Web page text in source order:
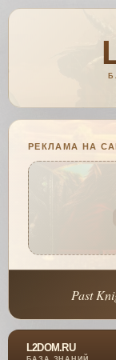
РЕКЛАМА НА
Past
L2DOM.RU